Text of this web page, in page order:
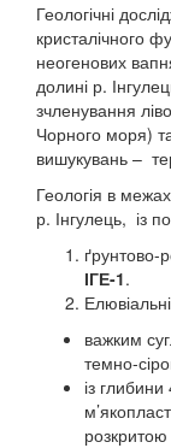
Геологічні
кристалічного
неогенових
долині р.
зчленування
Чорного моря)
вишукувань –
Геологія в
р. Інгулець, із
ґрунтово-
ІГЕ-1.
важким
темно-
із